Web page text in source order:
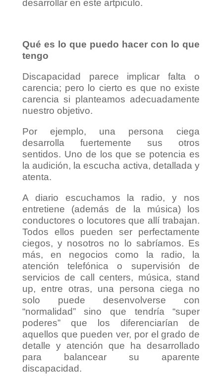
desarrollar en este artpiculo.
Qué es lo que puedo hacer con lo que
tengo
Discapacidad parece implicar falta o
carencia; pero lo cierto es que no existe
carencia si planteamos adecuadamente
nuestro objetivo.
Por ejemplo, una persona ciega
desarrolla fuertemente sus otros
sentidos. Uno de los que se potencia es
la audición, la escucha activa, detallada y
atenta.
A diario escuchamos la radio, y nos
entretiene (además de la música) los
conductores o locutores que allí trabajan.
Todos ellos pueden ser perfectamente
ciegos, y nosotros no lo sabríamos. Es
más, en negocios como la radio, la
atención telefónica o supervisión de
servicios de call centers, música, stand
up, entre otras, una persona ciega no
solo puede desenvolverse con
“normalidad” sino que tendría “super
poderes” que los diferenciarían de
aquellos que pueden ver, por el grado de
detalle y atención que ha desarrollado
para balancear su aparente
discapacidad.